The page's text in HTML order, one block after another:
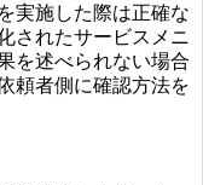
実施した際は正確な
されたサービスメニ
を述べられない場合
頼者側に確認方法を